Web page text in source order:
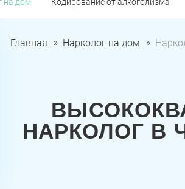
Главная Нарколог на дом
НАРКОЛОГ В